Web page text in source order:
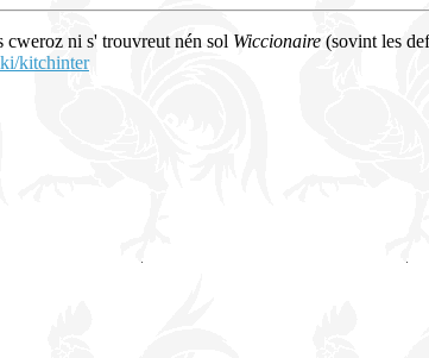
ni s' trouvreut nén sol Wiccionaire (sovint les
kitchinter